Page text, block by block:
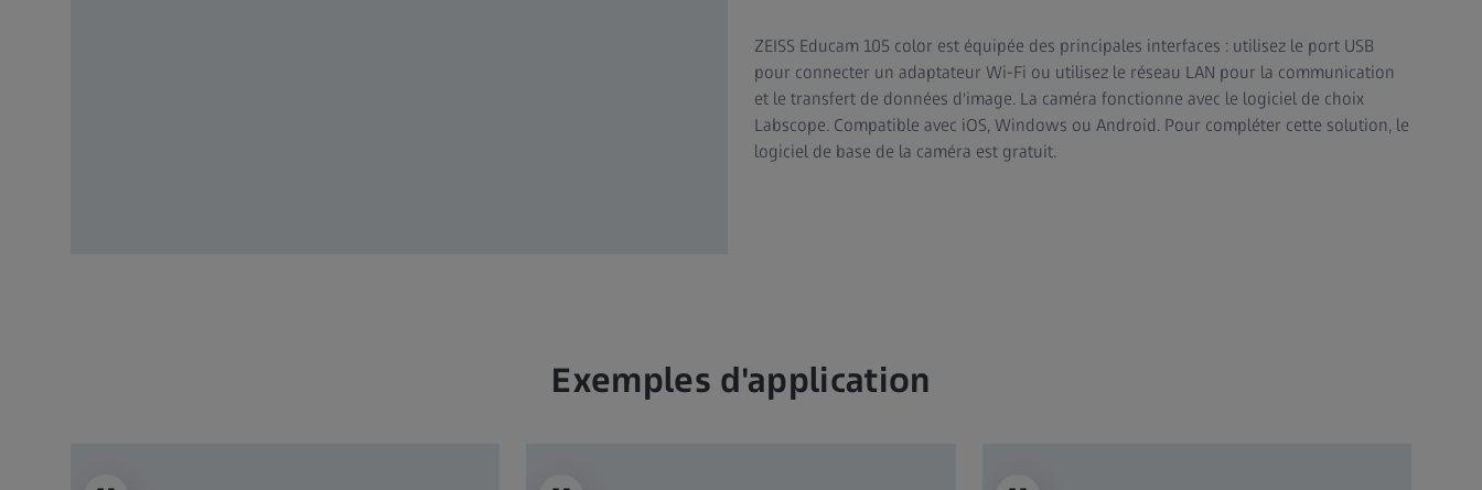
ZEISS Educam 105 color est équipée des principales interfaces : utilisez le port USB
pour connecter un adaptateur Wi-Fi ou utilisez le réseau LAN pour la communication
et le transfert de données d'image. La caméra fonctionne avec le logiciel de choix
Labscope. Compatible avec iOS, Windows ou Android. Pour compléter cette solution, le
logiciel de base de la caméra est gratuit.
Exemples d'application